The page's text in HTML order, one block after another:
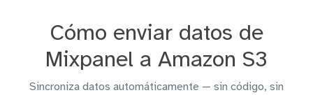
Cómo enviar datos de
Mixpanel a Amazon S3
Sincroniza datos automáticamente — sin código, sin